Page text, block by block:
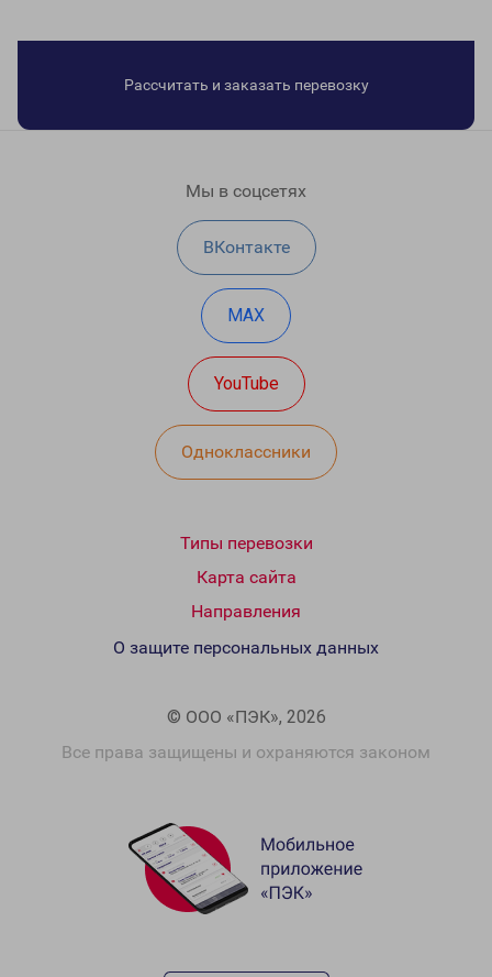
Рассчитать и заказать перевозку
Мы в соцсетях
ВКонтакте
MAX
YouTube
Одноклассники
Типы перевозки
Карта сайта
Направления
© ООО «ПЭК», 2026
Все права защищены и охраняются законом
О защите персональных данных